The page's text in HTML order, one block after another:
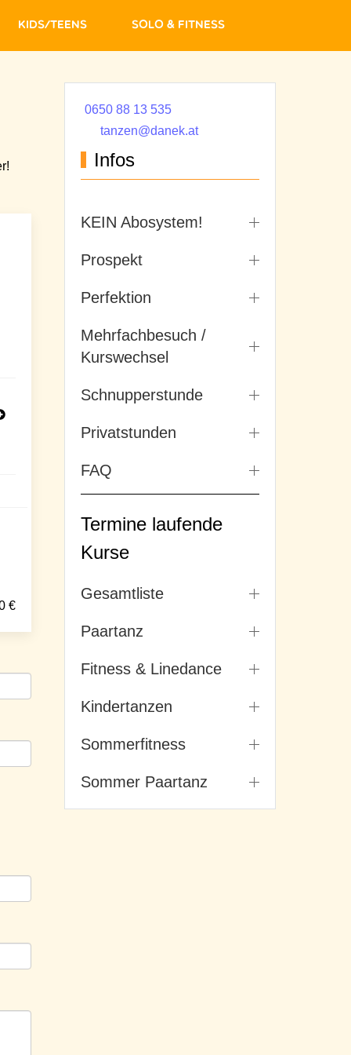
Kids/Teens Solo & Fitness
€
0650 88 13 535
tanzen@danek.at
Infos
KEIN Abosystem!
Prospekt
Perfektion
Mehrfachbesuch /
Kurswechsel
Schnupperstunde
Privatstunden
FAQ
Termine laufende
Kurse
Gesamtliste
Paartanz
Fitness & Linedance
Kindertanzen
Sommerfitness
Sommer Paartanz